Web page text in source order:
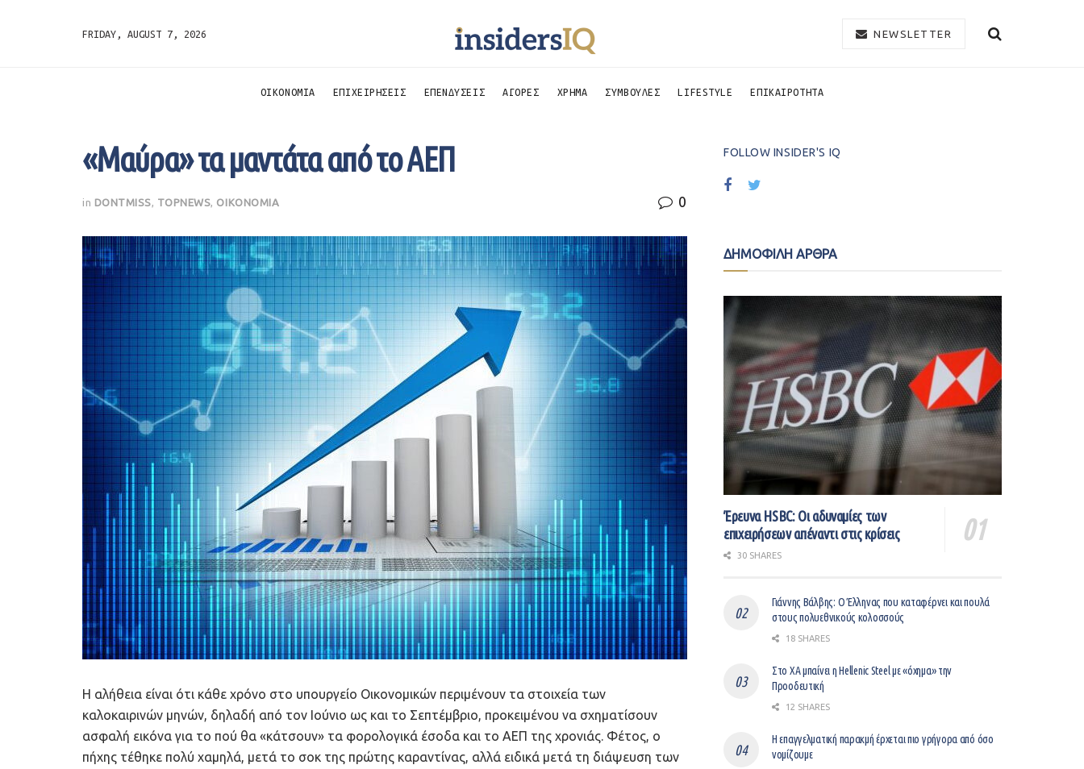
FRIDAY, AUGUST 7, 2026 NEWSLETTER
ΟΙΚΟΝΟΜΙΑ ΕΠΙΧΕΙΡΗΣΕΙΣ ΕΠΕΝΔΥΣΕΙΣ ΑΓΟΡΕΣ ΧΡΗΜΑ ΣΥΜΒΟΥΛΕΣ LIFESTYLE ΕΠΙΚΑΙΡΟΤΗΤΑ
«Μαύρα» τα μαντάτα από το ΑΕΠ
in DONTMISS TOPNEWS ΟΙΚΟΝΟΜΙΑ 0
Η αλήθεια είναι ότι κάθε χρόνο στο υπουργείο Οικονομικών περιμένουν τα στοιχεία των
καλοκαιρινών μηνών, δηλαδή από τον Ιούνιο ως και το Σεπτέμβριο, προκειμένου να σχηματίσουν
ασφαλή εικόνα για το πού θα «κάτσουν» τα φορολογικά έσοδα και το ΑΕΠ της χρονιάς. Φέτος, ο
πήχης τέθηκε πολύ χαμηλά, μετά το σοκ της πρώτης καραντίνας, αλλά ειδικά μετά τη διάψευση των
FOLLOW INSIDER'S IQ
ΔΗΜΟΦΙΛΗ ΑΡΘΡΑ
Έρευνα HSBC: Οι αδυναμίες των
επιχειρήσεων απέναντι στις κρίσεις
30 SHARES
Γιάννης Βάλβης: O Έλληνας που καταφέρνει και πουλά
στους πολυεθνικούς κολοσσούς
18 SHARES
Στο ΧΑ μπαίνει η Hellenic Steel με «όχημα» την
Προοδευτική
12 SHARES
Η επαγγελματική παρακμή έρχεται πιο γρήγορα από όσο
νομίζουμε